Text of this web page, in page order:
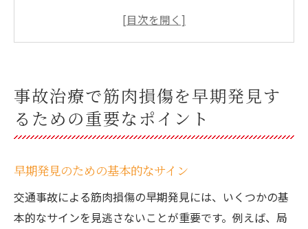
診断の重要性と具体的な方法
早期診断が回復に与える影響
筋肉損傷の早期回復を促進する事故治療の方法
効果的な治療法の種類
リハビリテーションの役割
事故治療における最新技術の活用
事故治療で筋肉損傷を早期発見す
るための重要なポイント
早期発見のための基本的なサイン
交通事故による筋肉損傷の早期発見には、いくつかの基
本的なサインを見逃さないことが重要です。例えば、局